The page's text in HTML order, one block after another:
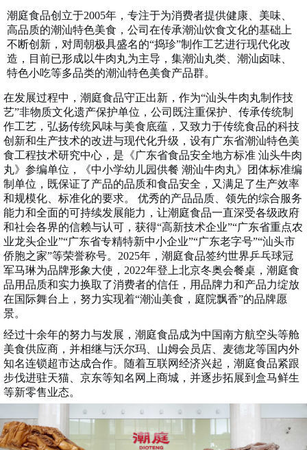
潮庭食品创立于2005年，专注于为消费者提供健康、美味、
高品质的潮汕特色美食，公司在传承潮汕饮食文化的基础上
不断创新，对周朝极具盛名的“捣珍”制作工艺进行现代化改
造，目前已形成以牛肉丸为主导，集潮汕丸类、潮汕卤味、
特色小吃等多品类的潮汕特色美食产品群。
在发展过程中，潮庭食品守正出新，作为“汕头牛肉丸制作技
艺”非物质文化遗产保护单位，公司既注重保护、传承传统制
作工艺，弘扬传统风味与美食底蕴，又致力于传统食品的科技
创新和生产技术的改进与现代化升级，设有广东省潮汕特色美
食工程技术研究中心，是《广东省食品安全地方标准 汕头牛肉
丸》参编单位，《中小学幼儿园供餐 潮汕牛肉丸》团体标准编
制单位，既保证了产品的品质和食品安全，又满足了生产效率
和规模化、标准化的要求。 优秀的产品品质、领先的综合服务
能力和全面的可持续发展能力，让潮庭食品一直深受各级政府
和社会各界的信赖与认可，获得“高新技术企业”“广东省重点农
业龙头企业”“广东省专精特新中小企业”“广东老字号”“汕头市
侨胞之家”等荣誉称号。2025年，潮庭食品签约世界乒乓球冠
军马琳为品牌形象大使，2022年登上北京冬奥会餐桌，潮庭食
品用品质和实力换取了消费者的信任，用品牌力和产品力绽放
在国际舞台上，努力实现着“潮汕美食，庭院飘香”的品牌愿
景。
经过十余年的努力与发展，潮庭食品成为中国南方航空头等舱
美食供应商，并相继与沃尔玛、山姆会员店、麦德龙等国内外
知名连锁超市达成合作。随着互联网经济兴起，潮庭食品紧跟
步伐进驻天猫、京东等知名网上商城，并逐步拓展到盒马鲜生
等新零售业态。